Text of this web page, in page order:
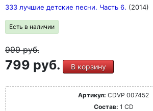
333 лучшие детские песни. Часть 6. (2014)
Есть в наличии
999руб.
799 руб. В корзину
Артикул: CDVP 007452
Состав: 1 CD